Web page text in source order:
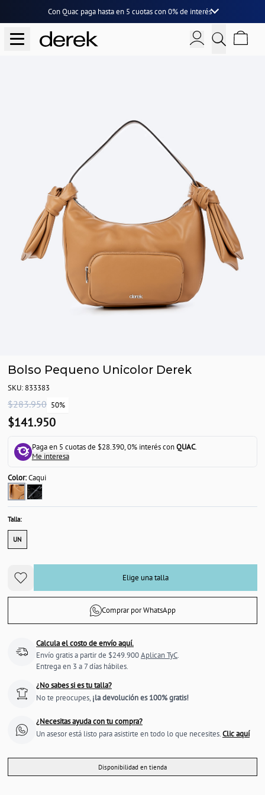
Con Quac paga hasta en 5 cuotascon0% de interés
Bolso Pequeno Unicolor Derek
SKU: 833383
$283.950 50%
$141.950
Paga en 5 cuotas de $28.390, 0% interés conQUAC.
Me interesa
Color:Caqui
Talla:
UN
Elige una talla
Comprar por WhatsApp
Calcula el costo de envío aquí.
Envío gratis a partir de $249.900Aplican TyC.
Entrega en 3 a 7 días hábiles.
¿No sabes si es tu talla?
No te preocupes, ¡la devolución es 100% gratis!
¿Necesitas ayuda con tu compra?
Un asesor está listo para asistirte en todo lo que necesites.Clic aquí
Disponibilidad en tienda